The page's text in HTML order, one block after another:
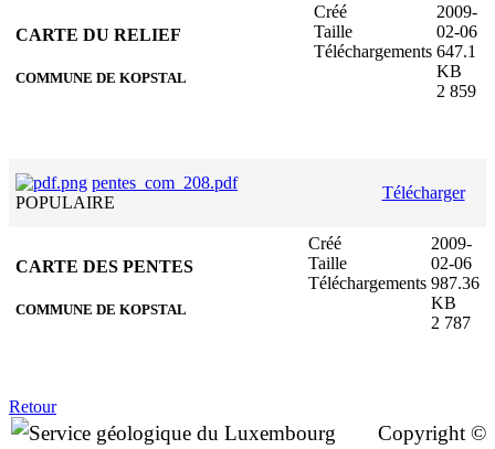
CARTE DU RELIEF
COMMUNE DE KOPSTAL
Créé
Taille
Téléchargements
2009-
02-06
647.1
KB
2 859
pentes_com_208.pdf
POPULAIRE
Télécharger
CARTE DES PENTES
COMMUNE DE KOPSTAL
Créé
Taille
Téléchargements
2009-
02-06
987.36
KB
2 787
Retour
Copyright ©